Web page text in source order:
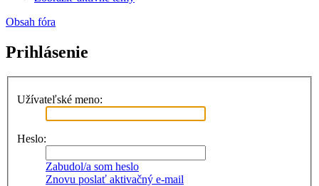
Obsah fóra
Prihlásenie
Užívateľské meno:
Heslo:
Zabudol/a som heslo
Znovu poslať aktivačný e-mail